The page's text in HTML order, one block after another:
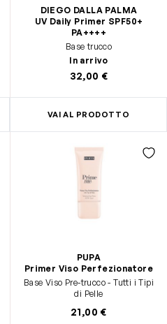
DIEGO DALLA PALMA
UV Daily Primer SPF50+
PA++++
Base trucco
In arrivo
32,00 €
VAI AL PRODOTTO
PUPA
Primer Viso Perfezionatore
Base Viso Pre-trucco - Tutti i Tipi
di Pelle
21,00 €